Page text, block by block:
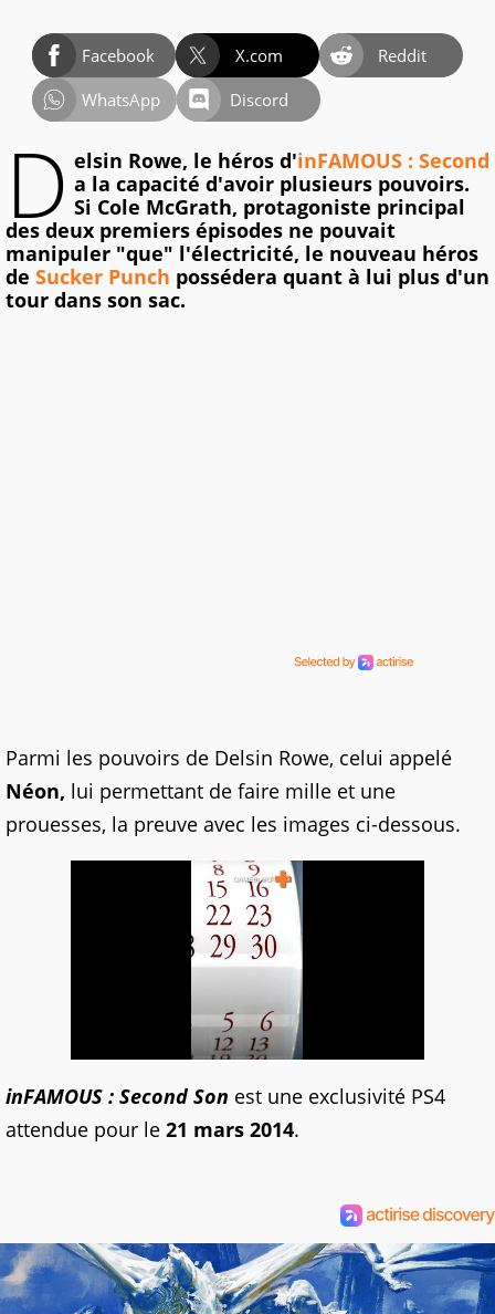
Facebook X.com
Reddit
WhatsApp
Discord
D elsin Rowe, le héros d'inFAMOUS : Second
a la capacité d'avoir plusieurs pouvoirs.
Si Cole McGrath, protagoniste principal
des deux premiers épisodes ne pouvait
manipuler "que" l'électricité, le nouveau héros
de Sucker Punch possédera quant à lui plus d'un
tour dans son sac.
Parmi les pouvoirs de Delsin Rowe, celui appelé
Néon, lui permettant de faire mille et une
prouesses, la preuve avec les images ci-dessous.
inFAMOUS : Second Son est une exclusivité PS4
attendue pour le 21 mars 2014.